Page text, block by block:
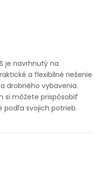
účet
je navrhnutý na
a flexibilné riešenie
drobného vybavenia.
si môžete prispôsobiť
podľa svojich potrieb.